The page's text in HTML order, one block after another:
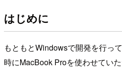
はじめに
もともとWindowsで開発を行っ
時にMacBook Proを使わせてい